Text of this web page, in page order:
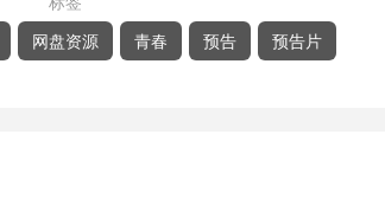
网盘资源 青春 预告 预告片